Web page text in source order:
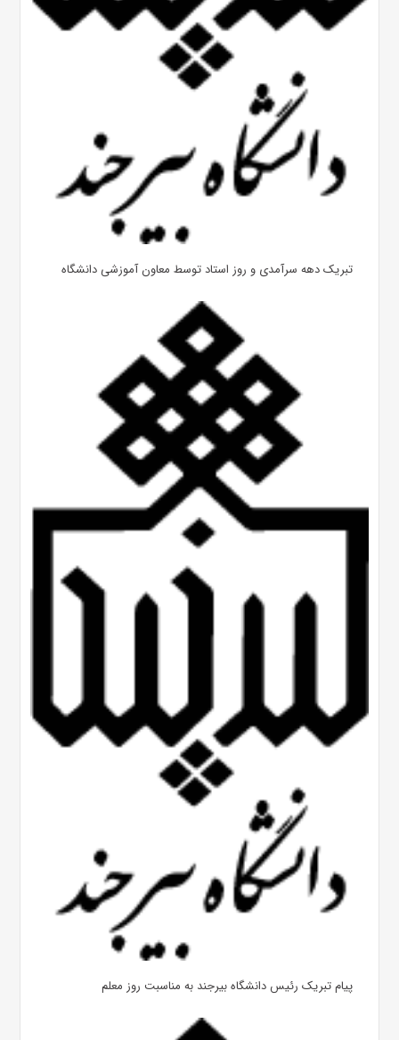
تبریک دهه سرآمدی و روز استاد توسط معاون آموزشی دانشگاه
پیام تبریک رئیس دانشگاه بیرجند به مناسبت روز معلم